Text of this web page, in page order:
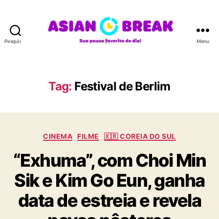
Pesquisar
A
N
R
A
Menu
Tag: Festival de Berlim
C
t
e
g
o
r
i
CINEMA FILME 🇰🇷 COREIA DO SUL
“Exhuma”, com Choi Min
Sik e Kim Go Eun, ganha
data de estreia e revela